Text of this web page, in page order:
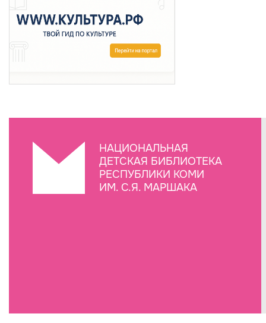
НАЦИОНАЛЬНАЯ
ДЕТСКАЯ БИБЛИОТЕКА
РЕСПУБЛИКИ КОМИ
ИМ. С.Я. МАРШАКА